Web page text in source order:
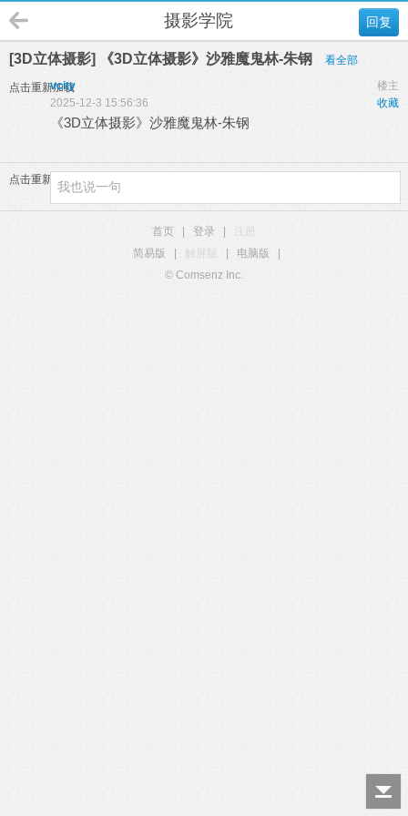
回复
摄影学院
[3D立体摄影] 《3D立体摄影》沙雅魔鬼林-朱钢 看全部
点击重新加载 楼主
vcity
收藏
2025-12-3 15:56:36
《3D立体摄影》沙雅魔鬼林-朱钢
点击重新加载
首页 登录
注册
简易版
触屏版 电脑版
© Comsenz Inc.